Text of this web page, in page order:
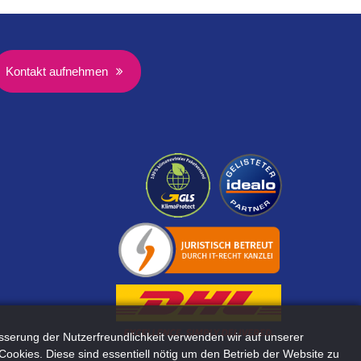
Kontakt aufnehmen
der Nutzerfreundlichkeit verwenden wir auf unserer
Diese sind essentiell nötig um den Betrieb der Website zu